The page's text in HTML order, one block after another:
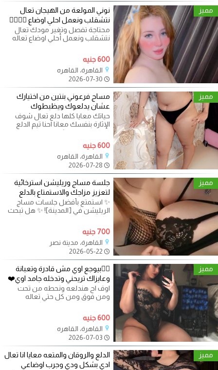
مميز
نوني المولعة من الهيجان تعال
نتشقلب ونعمل احلي اوضاع ❤️‍🔥❤️‍🔥
محتاجة تفصل وتغير مودك تعال
نتشقلب ونعمل أحلي اوضاع تعاله
التميز
600 جنيه
القاهرة، القاهره
مميز
مساج فرعوني بنتين من اختيارك
عشان يدلعوك ويظبطوك
حياتك معايا كلها دلع تعال شوف
الإثارة بنفسك معانا احنا تيم الدلع
والجمال والفرفشة هفصلك عن
مودك
600 جنيه
القاهرة، القاهره
مميز
جلسة مساج وريليشن استرخائية
لتعزيز مزاجك والاستمتاع بالدلع
✨ استمتع بأفضل جلسات مساج
الريليشن في [المدينة]! ✨ هل تبحث
700 جنيه
القاهرة، مدينة نصر
مميز
❤️‍🔥بيوجع اوي مش قادرة وتعبانة
وعايزاك تريحني وتدخله جامد اوي❤️
اوف اح هندلعه ونحطه من تحت
ومن فوق ومن كل حتي تعاله
مساجك معانا مختلف وكله دلع هابي
وبدي ومساج
600 جنيه
القاهرة، القاهره
مميز
الدلع والروقان والمتعه معايا انا تعال
ادي بشكل ودي وجرب اوضاعي